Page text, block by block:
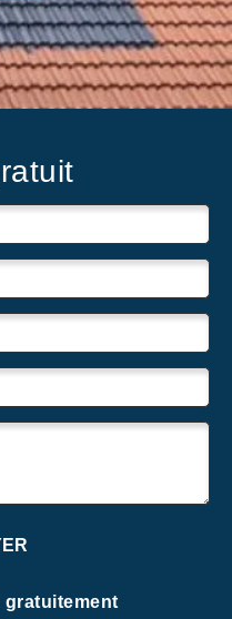
gratuitement